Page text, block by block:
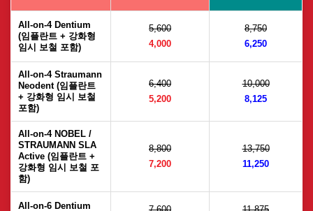
All-on-4 Dentium
(임플란트 + 강화형
임시 보철 포함)
5,600
4,000
8,750
6,250
All-on-4 Straumann
Neodent (임플란트
+ 강화형 임시 보철
포함)
6,400
5,200
10,000
8,125
All-on-4 NOBEL /
STRAUMANN SLA
Active (임플란트 +
강화형 임시 보철 포
함)
8,800
7,200
13,750
11,250
All-on-6 Dentium